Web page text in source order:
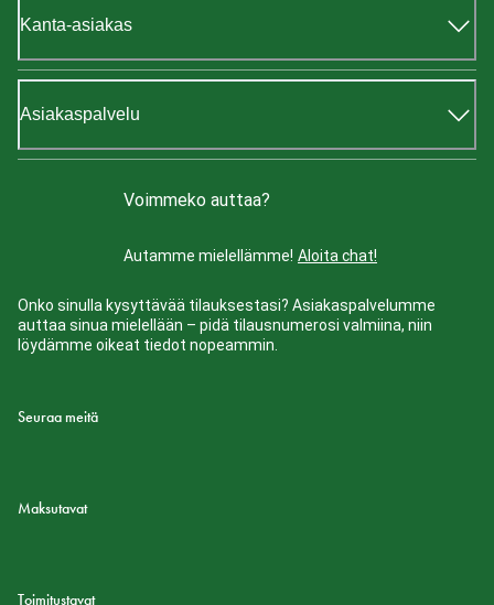
Kanta-asiakas
Asiakaspalvelu
Voimmeko auttaa?
Autamme mielellämme! Aloita chat!
Onko sinulla kysyttävää tilauksestasi? Asiakaspalvelumme
auttaa sinua mielellään – pidä tilausnumerosi valmiina, niin
löydämme oikeat tiedot nopeammin.
Seuraa meitä
Maksutavat
Toimitustavat